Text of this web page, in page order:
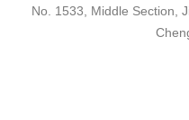
No. 1533, Middle Section,